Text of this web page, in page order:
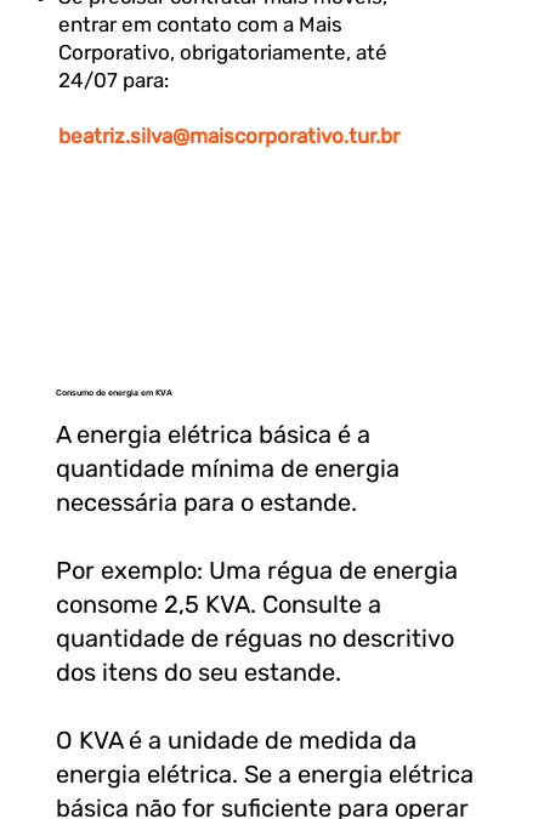
entrar em contato com a Mais
Corporativo, obrigatoriamente, até
24/07 para:
beatriz.silva@maiscorporativo.tur.br
Consumo de energia em KVA
A energia elétrica básica é a
quantidade mínima de energia
necessária para o estande.
Por exemplo: Uma régua de energia
consome 2,5 KVA. Consulte a
quantidade de réguas no descritivo
dos itens do seu estande.
O KVA é a unidade de medida da
energia elétrica. Se a energia elétrica
básica não for suficiente para operar